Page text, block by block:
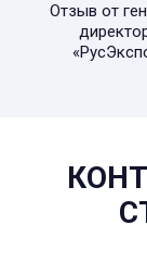
Отзыв от